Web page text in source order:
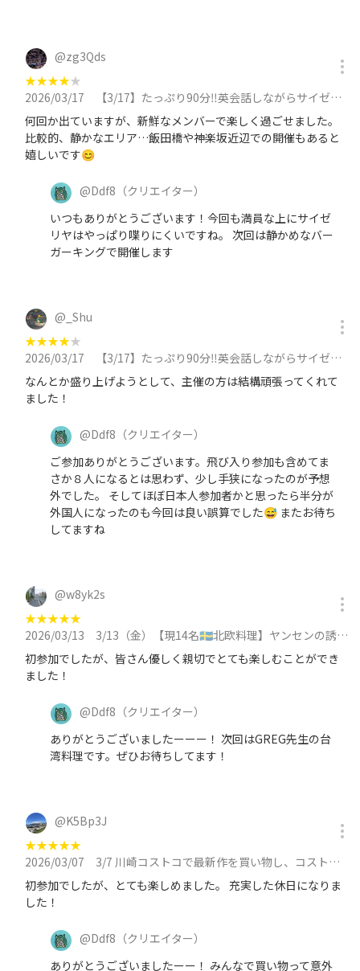
@zg3Qds
★★★★★
2026/03/17
【3/17】たっぷり90分‼️英会話しながらサイゼリヤでご飯🍝友達作り＋英会話に参加
何回か出ていますが、新鮮なメンバーで楽しく過ごせました。
比較的、静かなエリア…飯田橋や神楽坂近辺での開催もあると
嬉しいです😊
@Ddf8 （クリエイター）
いつもありがとうございます！今回も満員な上にサイゼ
リヤはやっぱり喋りにくいですね。 次回は静かめなバー
ガーキングで開催します
@ _Shu
★★★★★
2026/03/17
【3/17】たっぷり90分‼️英会話しながらサイゼリヤでご飯🍝友達作り＋英会話に参加
なんとか盛り上げようとして、主催の方は結構頑張ってくれて
ました！
@Ddf8 （クリエイター）
ご参加ありがとうございます。飛び入り参加も含めてま
さか８人になるとは思わず、少し手狭になったのが予想
外でした。 そしてほぼ日本人参加者かと思ったら半分が
外国人になったのも今回は良い誤算でした😅 またお待ち
してますね
@w8yk2s
★★★★★
2026/03/13
3/13（金）【現14名🇸🇪北欧料理】ヤンセンの誘惑とカルダモンシナモンロール作り+ミートボール追加）に参加
初参加でしたが、皆さん優しく親切でとても楽しむことができ
ました！
@Ddf8 （クリエイター）
ありがとうございましたーーー！ 次回はGREG先生の台
湾料理です。ぜひお待ちしてます！
@K5Bp3J
★★★★★
2026/03/07
3/7 川崎コストコで最新作を買い物し、コストコピザ・ホットドッグを堪能しよう！に参加
初参加でしたが、とても楽しめました。 充実した休日になりま
した！
@Ddf8 （クリエイター）
ありがとうございましたーー！ みんなで買い物って意外